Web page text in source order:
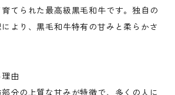
てられた最高級黒毛和牛です。独自の
より、黒毛和牛特有の甘みと柔らかさ
由
分の上質な甘みが特徴で、多くの人に